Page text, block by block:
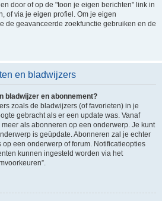
door of op de "toon je eigen berichten" link in
of via je eigen profiel. Om je eigen
de geavanceerde zoekfunctie gebruiken en de
en bladwijzers
bladwijzer en abonnement?
zoals de bladwijzers (of favorieten) in je
gebracht als er een update was. Vanaf
als abonneren op een onderwerp. Je kunt
is geüpdate. Abonneren zal je echter
een onderwerp of forum. Notificatieopties
kunnen ingesteld worden via het